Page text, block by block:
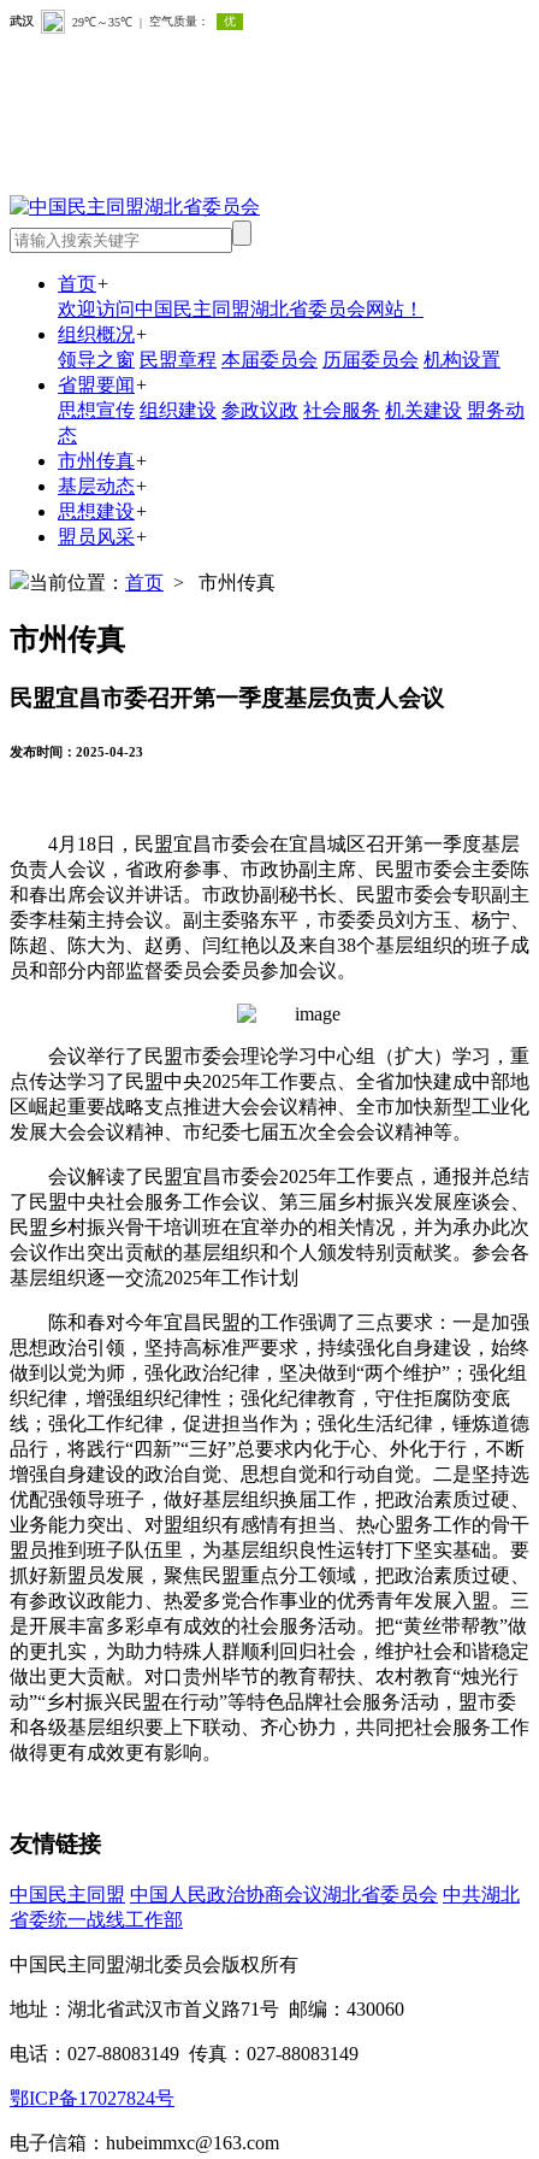
首页+
欢迎访问中国民主同盟湖北省委员会网站！
组织概况+
领导之窗 民盟章程 本届委员会 历届委员会 机构设置
省盟要闻+
思想宣传 组织建设 参政议政 社会服务 机关建设 盟务动
态
市州传真+
基层动态+
思想建设+
盟员风采+
当前位置： 首页 > 市州传真
市州传真
民盟宜昌市委召开第一季度基层负责人会议
发布时间：2025-04-23
4月18日，民盟宜昌市委会在宜昌城区召开第一季度基层
负责人会议，省政府参事、市政协副主席、民盟市委会主委陈
和春出席会议并讲话。市政协副秘书长、民盟市委会专职副主
委李桂菊主持会议。副主委骆东平，市委委员刘方玉、杨宁、
陈超、陈大为、赵勇、闫红艳以及来自38个基层组织的班子成
员和部分内部监督委员会委员参加会议。
会议举行了民盟市委会理论学习中心组（扩大）学习，重
点传达学习了民盟中央2025年工作要点、全省加快建成中部地
区崛起重要战略支点推进大会会议精神、全市加快新型工业化
发展大会会议精神、市纪委七届五次全会会议精神等。
会议解读了民盟宜昌市委会2025年工作要点，通报并总结
了民盟中央社会服务工作会议、第三届乡村振兴发展座谈会、
民盟乡村振兴骨干培训班在宜举办的相关情况，并为承办此次
会议作出突出贡献的基层组织和个人颁发特别贡献奖。参会各
基层组织逐一交流2025年工作计划
陈和春对今年宜昌民盟的工作强调了三点要求：一是加强
思想政治引领，坚持高标准严要求，持续强化自身建设，始终
做到以党为师，强化政治纪律，坚决做到“两个维护”；强化组
织纪律，增强组织纪律性；强化纪律教育，守住拒腐防变底
线；强化工作纪律，促进担当作为；强化生活纪律，锤炼道德
品行，将践行“四新”“三好”总要求内化于心、外化于行，不断
增强自身建设的政治自觉、思想自觉和行动自觉。二是坚持选
优配强领导班子，做好基层组织换届工作，把政治素质过硬、
业务能力突出、对盟组织有感情有担当、热心盟务工作的骨干
盟员推到班子队伍里，为基层组织良性运转打下坚实基础。要
抓好新盟员发展，聚焦民盟重点分工领域，把政治素质过硬、
有参政议政能力、热爱多党合作事业的优秀青年发展入盟。三
是开展丰富多彩卓有成效的社会服务活动。把“黄丝带帮教”做
的更扎实，为助力特殊人群顺利回归社会，维护社会和谐稳定
做出更大贡献。对口贵州毕节的教育帮扶、农村教育“烛光行
动”“乡村振兴民盟在行动”等特色品牌社会服务活动，盟市委
和各级基层组织要上下联动、齐心协力，共同把社会服务工作
做得更有成效更有影响。
友情链接
中国民主同盟 中国人民政治协商会议湖北省委员会 中共湖北
省委统一战线工作部
中国民主同盟湖北委员会版权所有
地址：湖北省武汉市首义路71号 邮编：430060
电话：027-88083149 传真：027-88083149
鄂ICP备17027824号
电子信箱：hubeimmxc@163.com